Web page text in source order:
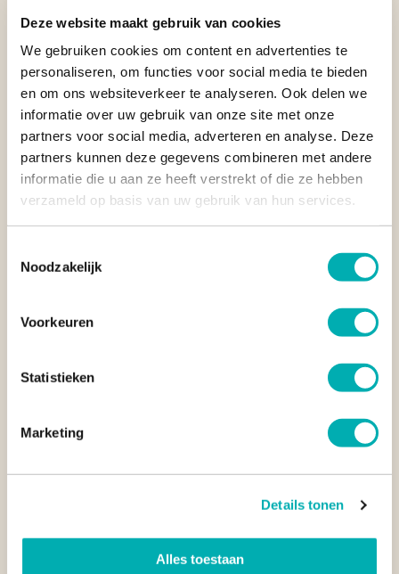
Deze website maakt gebruik van cookies
We gebruiken cookies om content en advertenties te
personaliseren, om functies voor social media te bieden
en om ons websiteverkeer te analyseren. Ook delen we
informatie over uw gebruik van onze site met onze
partners voor social media, adverteren en analyse. Deze
partners kunnen deze gegevens combineren met andere
informatie die u aan ze heeft verstrekt of die ze hebben
verzameld op basis van uw gebruik van hun services.
Noodzakelijk
Voorkeuren
Statistieken
Marketing
Details tonen
Alles toestaan
SNORKELEN IN MISOOL
Misool ligt midden in hetmeest biodiverse mariene gebied
ter wereld. Onder water vind je wuivende zachte koralen,
neonblauwe rifvissen, schildpadden, walking sharks en
talloze macrosoorten. Populaire snorkelplekken zijn de
huisriffen bij Yillet en Puri Pinnacle, waar het water zo helder
is dat zelfs snorkelaars soms manta’s voorbij zien zweven.
DUIKEN IN MISOOL
verankerd blijft. Bekende duikplekken zoals Magic Mountain,
Boo Window en Nudi Rock behoren tot de absolute top van
kleurrijke koralen, jacks, wahoo’s en in het juiste seizoen
zijn, maar maken dit gebied juist zo ongelooflijk rijk. Als je
wilduiken in Misool
, verken je het gebied het beste per
duikreizen in Oost-Indonesië.